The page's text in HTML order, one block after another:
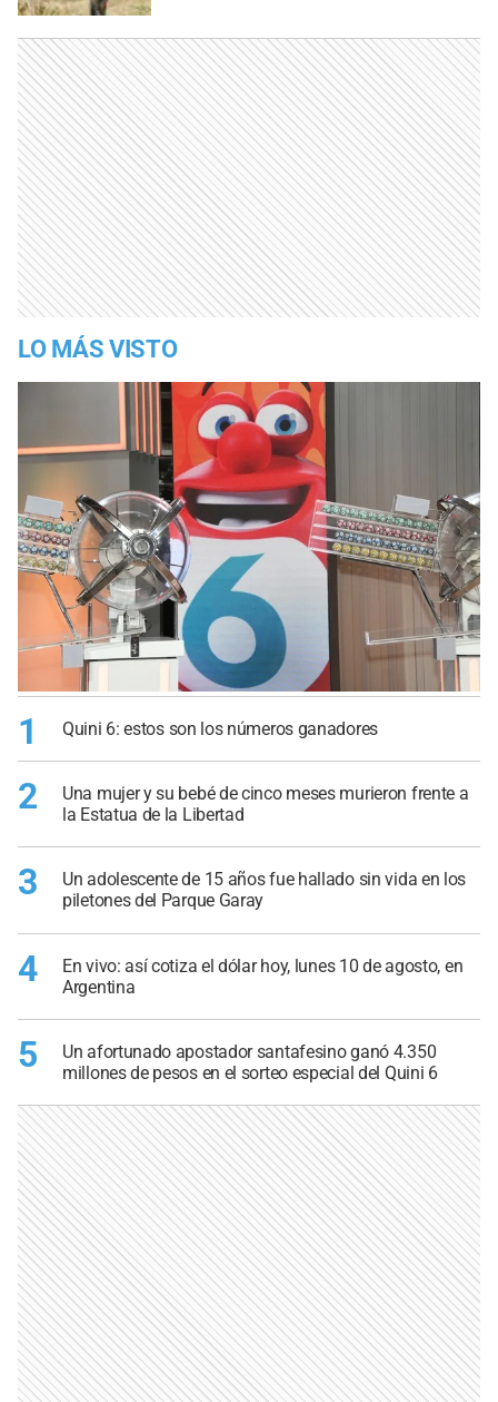
LO MÁS VISTO
1 Quini 6: estos son los números ganadores
2
Una mujer y su bebé de cinco meses murieron frente a
la Estatua de la Libertad
3
Un adolescente de 15 años fue hallado sin vida en los
piletones del Parque Garay
4
En vivo: así cotiza el dólar hoy, lunes 10 de agosto, en
Argentina
5
Un afortunado apostador santafesino ganó 4.350
millones de pesos en el sorteo especial del Quini 6